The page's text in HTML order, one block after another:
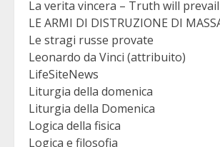
La verita vincera – Truth will prevail
LE ARMI DI DISTRUZIONE DI
Le stragi russe provate
Leonardo da Vinci (attribuito)
LifeSiteNews
Liturgia della domenica
Liturgia della Domenica
Logica della fisica
Logica e filosofia